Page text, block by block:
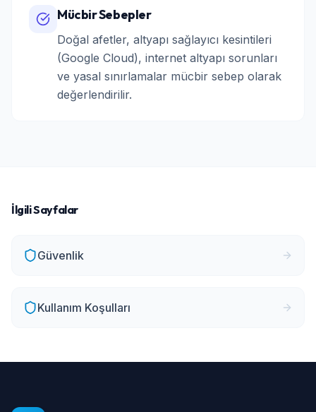
Mücbir Sebepler
Doğal afetler, altyapı sağlayıcı kesintileri
(Google Cloud), internet altyapı sorunları
ve yasal sınırlamalar mücbir sebep olarak
değerlendirilir.
İlgili Sayfalar
Güvenlik
Kullanım Koşulları